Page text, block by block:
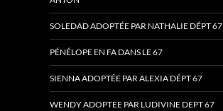
SOLEDAD ADOPTÉE PAR NATHALIE DÉPT 67
PÉNÉLOPE EN FA DANS LE 67
SIENNA ADOPTÉE PAR ALEXIA DÉPT 67
WENDY ADOPTEE PAR LUDIVINE DEPT 67